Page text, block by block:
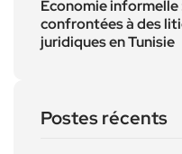
Économie informelle
confrontées à des
juridiques en Tunisie
Postes récents